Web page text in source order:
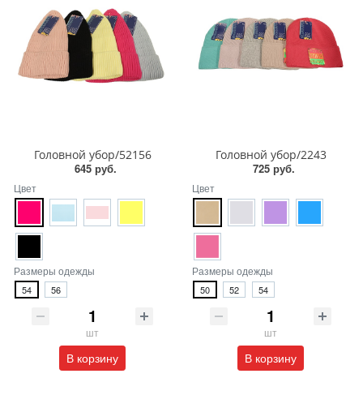
Головной убор/52156
645 руб.
Цвет
Размеры одежды
54 56
шт
В корзину
Головной убор/2243
725 руб.
Цвет
Размеры одежды
50 52 54
шт
В корзину